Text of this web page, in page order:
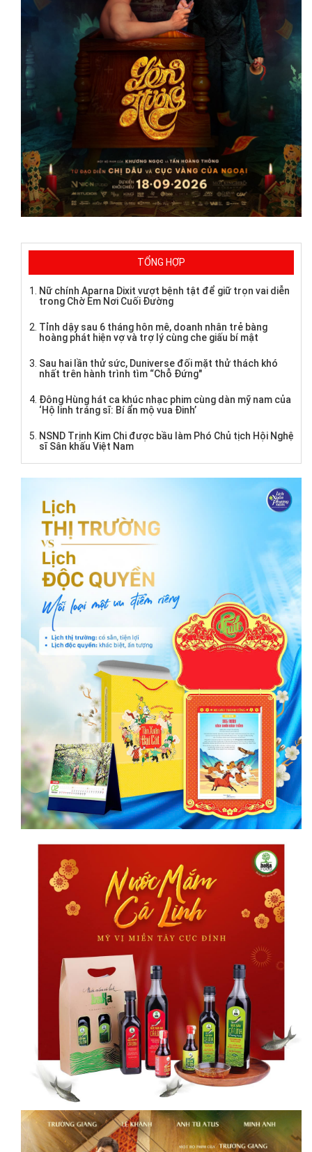
TỔNG HỢP
Nữ chính Aparna Dixit vượt bệnh tật để giữ trọn vai diễn
trong Chờ Em Nơi Cuối Đường
Tỉnh dậy sau 6 tháng hôn mê, doanh nhân trẻ bàng
hoàng phát hiện vợ và trợ lý cùng che giấu bí mật
Sau hai lần thử sức, Duniverse đối mặt thử thách khó
nhất trên hành trình tìm “Chỗ Đứng"
Đông Hùng hát ca khúc nhạc phim cùng dàn mỹ nam của
‘Hộ linh tráng sĩ: Bí ẩn mộ vua Đinh’
NSND Trịnh Kim Chi được bầu làm Phó Chủ tịch Hội Nghệ
sĩ Sân khấu Việt Nam